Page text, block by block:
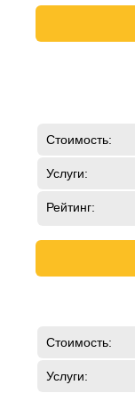
Стоимость:
Услуги:
Рейтинг:
Стоимость:
Услуги: